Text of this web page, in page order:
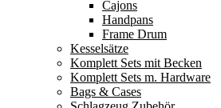
Cajons
Handpans
Frame Drum
Kesselsätze
Komplett Sets mit Becken
Komplett Sets m. Hardware
Bags & Cases